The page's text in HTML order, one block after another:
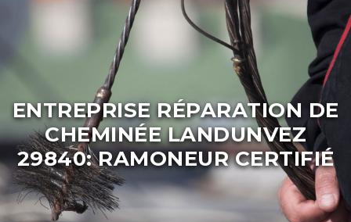
ENTREPRISE RÉPARATION DE
CHEMINÉE LANDUNVEZ
29840: RAMONEUR CERTIFIÉ